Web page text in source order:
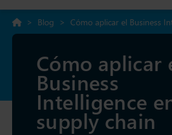
> Blog > Cómo aplicar el Business
chain
Cómo aplicar
Business
Intelligence
supply chain